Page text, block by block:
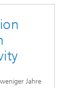
Jahre